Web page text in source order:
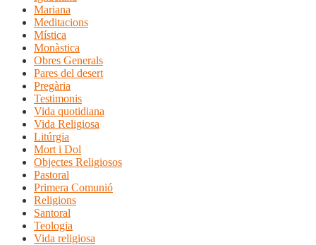
Mariana
Meditacions
Mística
Monàstica
Obres Generals
Pares del desert
Pregària
Testimonis
Vida quotidiana
Vida Religiosa
Litúrgia
Mort i Dol
Objectes Religiosos
Pastoral
Primera Comunió
Religions
Santoral
Teologia
Vida religiosa